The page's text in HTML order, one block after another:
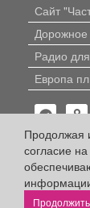
Продолжая
согласие
Сайт
Радио
Европа
Политика